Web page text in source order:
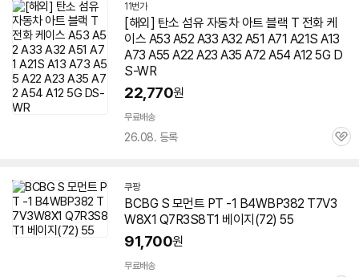
11번가
[해외] 탄소 섬유 자동차 아트 블랙 T 전화 케
이스 A53 A52 A33 A32 A51 A71 A21S A13
A73 A55 A22 A23 A35 A72 A54 A12 5G D
S-WR
22,770원
무료배송
26.08. 등록
관
쿠팡
BCBG S 모먼트 PT -1 B4WBP382 T7V3
W8X1 Q7R3S8T1 베이지(72) 55
91,700원
무료배송